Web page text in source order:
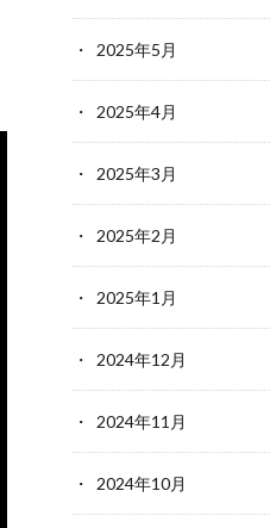
2025年5月
2025年4月
2025年3月
2025年2月
2025年1月
2024年12月
2024年11月
2024年10月